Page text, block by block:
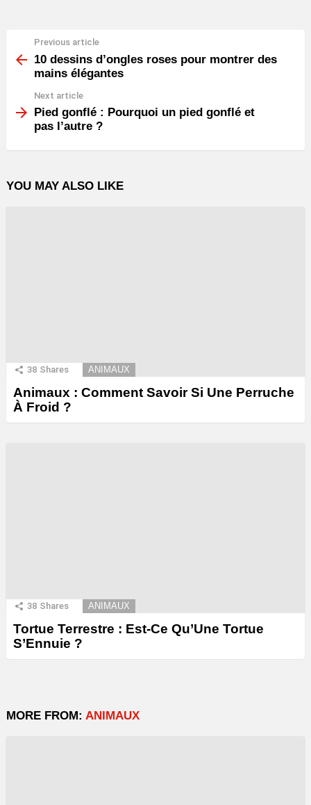
more
Previous article
10 dessins d’ongles roses pour montrer des
mains élégantes
Next article
Pied gonflé : Pourquoi un pied gonflé et
pas l’autre ?
YOU MAY ALSO LIKE
38 Shares ANIMAUX
Animaux : Comment Savoir Si Une Perruche
À Froid ?
38 Shares ANIMAUX
Tortue Terrestre : Est-Ce Qu’Une Tortue
S’Ennuie ?
MORE FROM: ANIMAUX